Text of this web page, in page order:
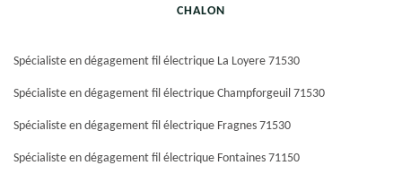
CHALON
Spécialiste en dégagement fil électrique La Loyere 71530
Spécialiste en dégagement fil électrique Champforgeuil 71530
Spécialiste en dégagement fil électrique Fragnes 71530
Spécialiste en dégagement fil électrique Fontaines 71150